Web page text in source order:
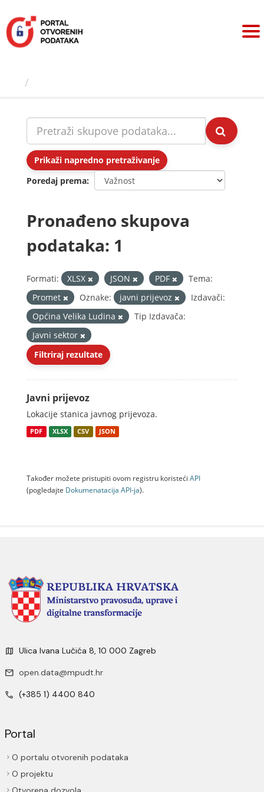
sadržaj
Prikaži napredno pretraživanje
Poredaj prema
Pronađeno skupova
podataka: 1
Formati: XLSX JSON PDF
Tema:
Promet
Oznake: javni prijevoz
Izdavači:
Općina Velika Ludina
Tip Izdavača:
Javni sektor
Filtriraj rezultate
Javni prijevoz
Lokacije stanica javnog prijevoza.
PDF XLSX CSV JSON
Također možete pristupiti ovom registru koristeći API
(pogledajte Dokumenаtаcijа API-jа).